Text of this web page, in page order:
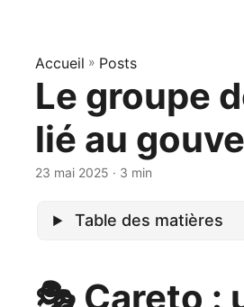
Accueil » Posts
Le groupe
lié au
23 mai 2025 · 3 min
Table des matières
🎭 Careto :